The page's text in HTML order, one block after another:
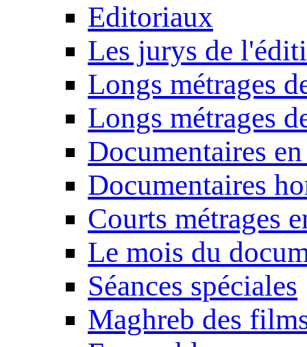
Editoriaux
Les jurys de
Longs métrages
Longs métrages
Documentaires
Documentaires
Courts métrages
Le mois du
Séances spéciales
Maghreb des